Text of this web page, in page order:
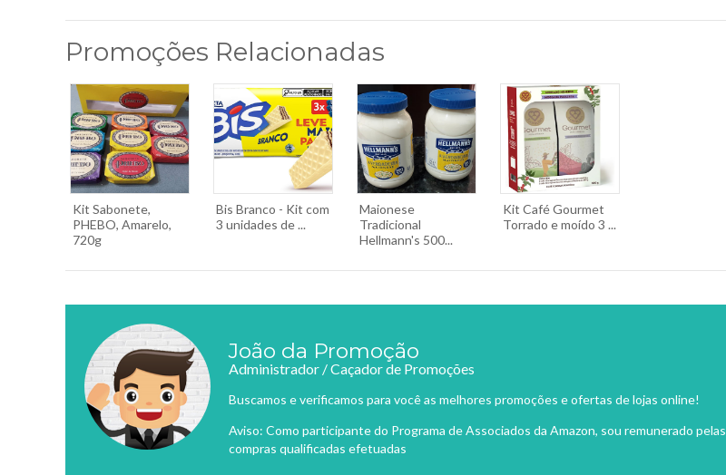
Promoções Relacionadas
Kit Sabonete,
PHEBO, Amarelo,
720g
Bis Branco - Kit com
3 unidades de ...
Maionese
Tradicional
Hellmann's 500...
Kit Café Gourmet
Torrado e moído 3 ...
João da Promoção
Administrador / Caçador de Promoções
Buscamos e verificamos para você as melhores promoções e ofertas de lojas online!
Aviso: Como participante do Programa de Associados da Amazon, sou remunerado pelas
compras qualificadas efetuadas